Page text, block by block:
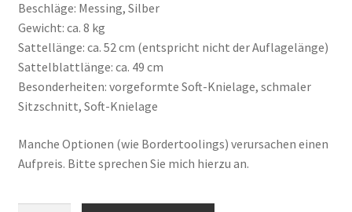
Beschläge: Messing, Silber
Gewicht: ca. 8 kg
Sattellänge: ca. 52 cm (entspricht nicht der Auflagelänge)
Sattelblattlänge: ca. 49 cm
Besonderheiten: vorgeformte Soft-Knielage, schmaler
Sitzschnitt, Soft-Knielage
Manche Optionen (wie Bordertoolings) verursachen einen
Aufpreis. Bitte sprechen Sie mich hierzu an.